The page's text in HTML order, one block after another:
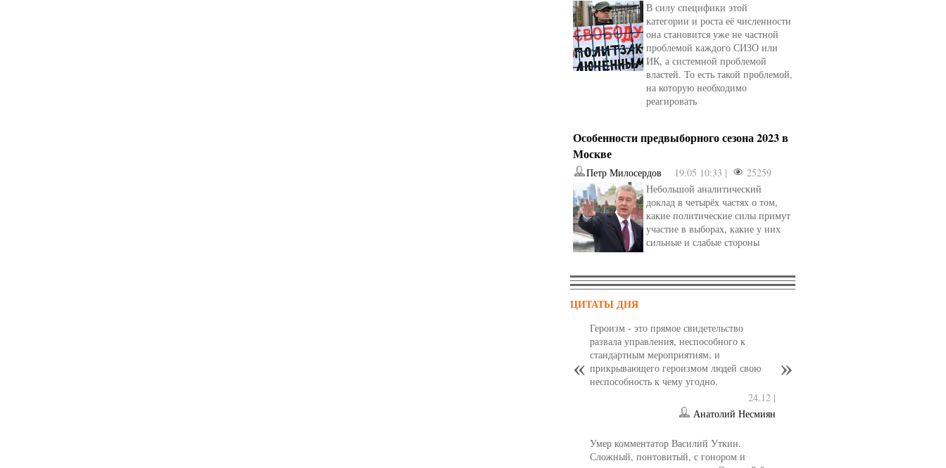
В силу специфики этой
категории и роста её численности
она становится уже не частной
проблемой каждого СИЗО или
ИК, а системной проблемой
властей. То есть такой проблемой,
на которую необходимо
реагировать
Особенности предвыборного сезона 2023 в
Москве
Петр Милосердов 19.05 10:33 |
25259
Небольшой аналитический
доклад в четырёх частях о том,
какие политические силы примут
участие в выборах, какие у них
сильные и слабые стороны
ЦИТАТЫ ДНЯ
Героизм - это прямое свидетельство
развала управления, неспособного к
стандартным мероприятиям, и
прикрывающего героизмом людей свою
неспособность к чему угодно.
24.12 |
Анатолий Несмиян
Умер комментатор Василий Уткин.
Сложный, понтовитый, с гонором и